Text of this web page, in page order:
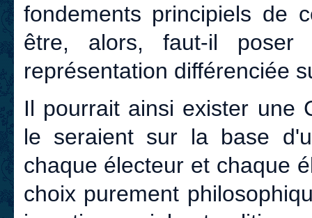
fondements principiels de
être, alors, faut-il
représentation différenciée
Il pourrait ainsi exister une
le seraient sur la base
chaque électeur et chaque
choix purement